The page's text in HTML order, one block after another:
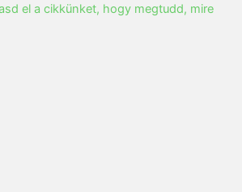
el a cikkünket, hogy megtudd, mire